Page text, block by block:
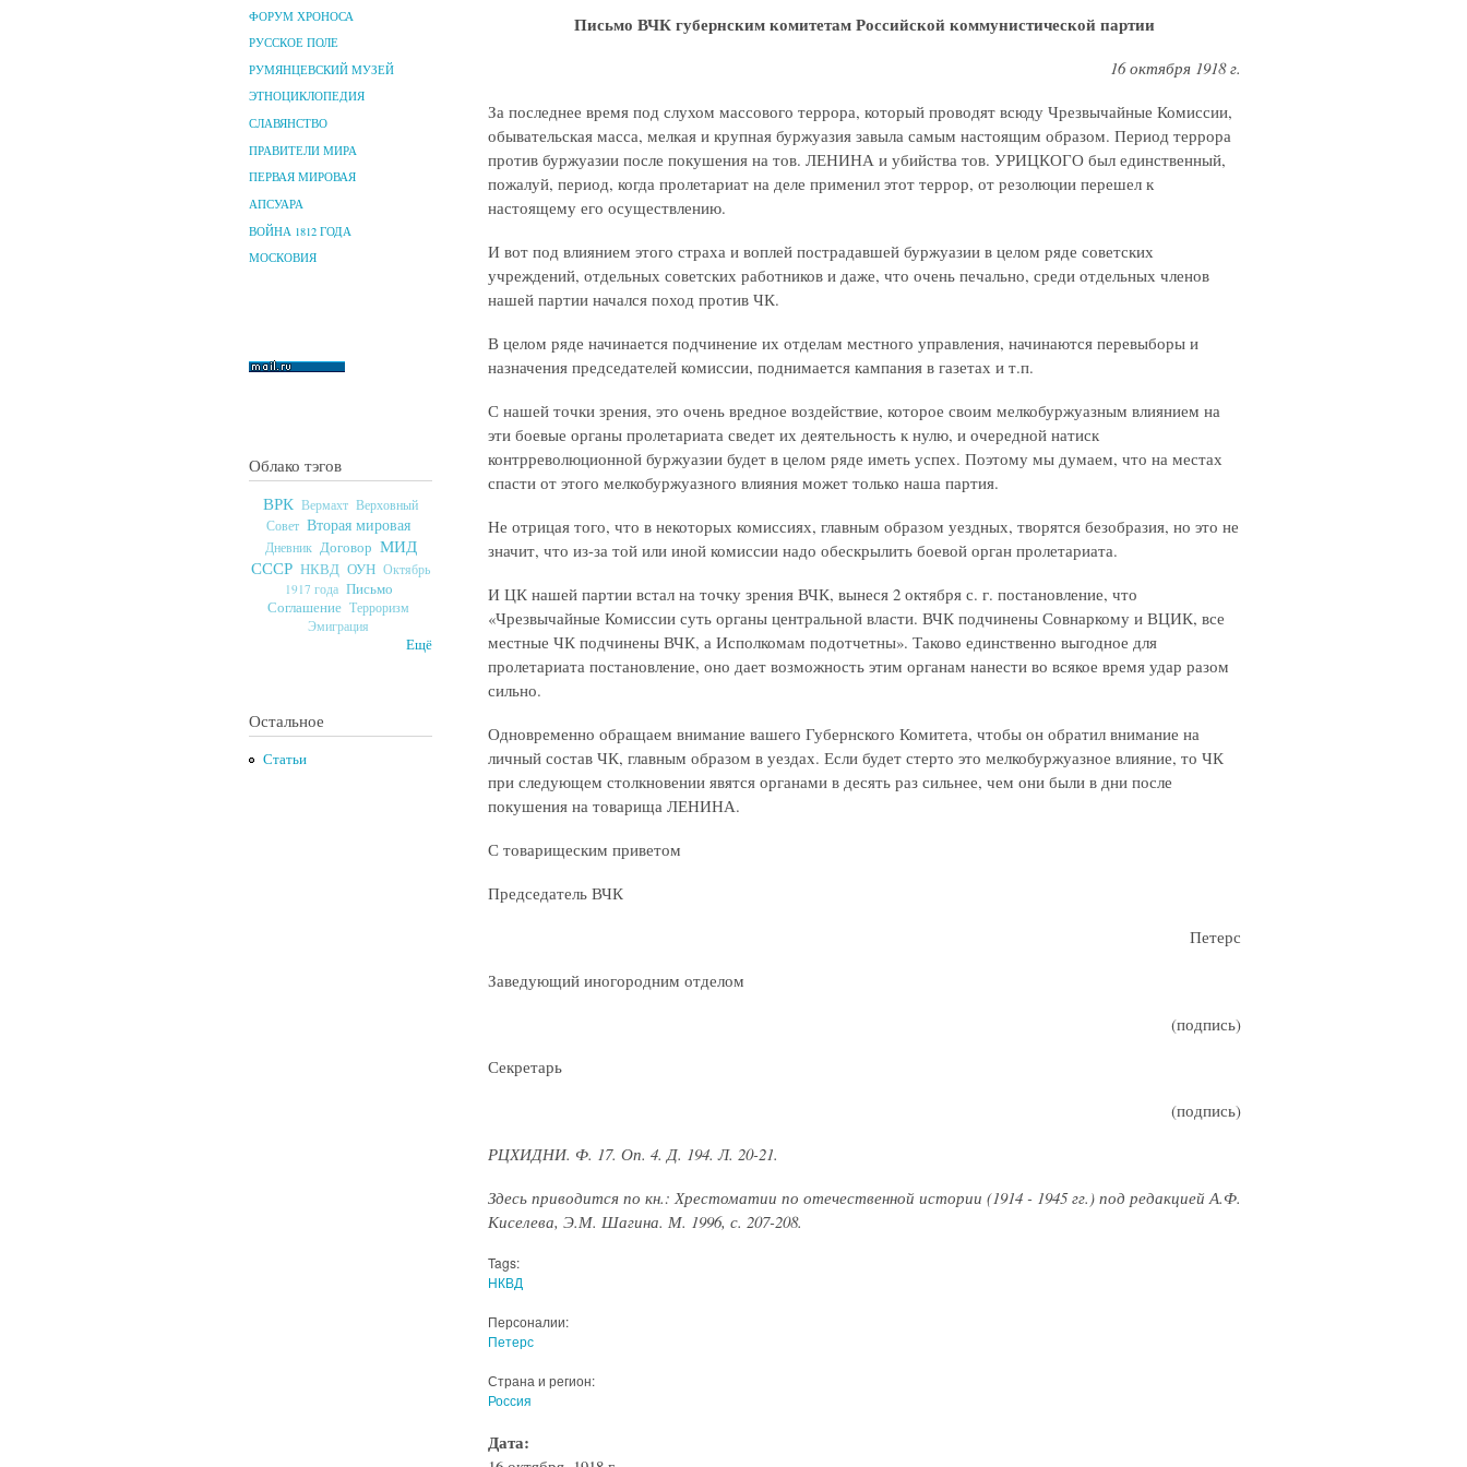
ФОРУМ ХРОНОСА
РУССКОЕ ПОЛЕ
РУМЯНЦЕВСКИЙ МУЗЕЙ
ЭТНОЦИКЛОПЕДИЯ
СЛАВЯНСТВО
ПРАВИТЕЛИ МИРА
ПЕРВАЯ МИРОВАЯ
АПСУАРА
ВОЙНА 1812 ГОДА
МОСКОВИЯ
Облако тэгов
ВРК Вермахт Верховный
Совет Вторая мировая
Дневник Договор МИД
СССР НКВД ОУН Октябрь
1917 года Письмо
Соглашение Терроризм
Эмиграция
Ещё
Остальное
Статьи
Письмо ВЧК губернским комитетам Российской коммунистической партии
16 октября 1918 г.
За последнее время под слухом массового террора, который проводят всюду Чрезвычайные Комиссии,
обывательская масса, мелкая и крупная буржуазия завыла самым настоящим образом. Период террора
против буржуазии после покушения на тов. ЛЕНИНА и убийства тов. УРИЦКОГО был единственный,
пожалуй, период, когда пролетариат на деле применил этот террор, от резолюции перешел к
настоящему его осуществлению.
И вот под влиянием этого страха и воплей пострадавшей буржуазии в целом ряде советских
учреждений, отдельных советских работников и даже, что очень печально, среди отдельных членов
нашей партии начался поход против ЧК.
В целом ряде начинается подчинение их отделам местного управления, начинаются перевыборы и
назначения председателей комиссии, поднимается кампания в газетах и т.п.
С нашей точки зрения, это очень вредное воздействие, которое своим мелкобуржуазным влиянием на
эти боевые органы пролетариата сведет их деятельность к нулю, и очередной натиск
контрреволюционной буржуазии будет в целом ряде иметь успех. Поэтому мы думаем, что на местах
спасти от этого мелкобуржуазного влияния может только наша партия.
Не отрицая того, что в некоторых комиссиях, главным образом уездных, творятся безобразия, но это не
значит, что из-за той или иной комиссии надо обескрылить боевой орган пролетариата.
И ЦК нашей партии встал на точку зрения ВЧК, вынеся 2 октября с. г. постановление, что
«Чрезвычайные Комиссии суть органы центральной власти. ВЧК подчинены Совнаркому и ВЦИК, все
местные ЧК подчинены ВЧК, а Исполкомам подотчетны». Таково единственно выгодное для
пролетариата постановление, оно дает возможность этим органам нанести во всякое время удар разом
сильно.
Одновременно обращаем внимание вашего Губернского Комитета, чтобы он обратил внимание на
личный состав ЧК, главным образом в уездах. Если будет стерто это мелкобуржуазное влияние, то ЧК
при следующем столкновении явятся органами в десять раз сильнее, чем они были в дни после
покушения на товарища ЛЕНИНА.
С товарищеским приветом
Председатель ВЧК
Петерс
Заведующий иногородним отделом
(подпись)
Секретарь
(подпись)
РЦХИДНИ. Ф. 17. Оп. 4. Д. 194. Л. 20-21.
Здесь приводится по кн.: Хрестоматии по отечественной истории (1914 - 1945 гг.) под редакцией А.Ф.
Киселева, Э.М. Шагина. М. 1996, с. 207-208.
Tags:
НКВД
Персоналии:
Петерс
Страна и регион:
Россия
Дата: